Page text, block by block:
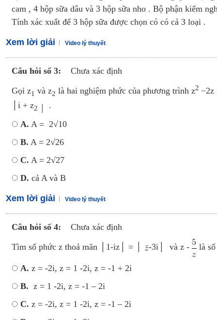
cam , 4 hộp sữa dâu và 3 hộp sữa nho . Bộ phận kiểm
Tính xác xuất để 3 hộp sữa được chọn có có cả 3 loại .
Xem lời giải Video lý thuyết
Câu hỏi số 3: Chưa xác định
Gọi z1 và z2 là hai nghiệm phức của phương trình z2 −2z
│i + z2 │ .
A. A = 2√10
B. A = 2√26
C. A = 2√27
D. cả A và B
Xem lời giải Video lý thuyết
Câu hỏi số 4: Chưa xác định
Tìm số phức z thoả mãn │1-iz│ = │ -3i│ và z - là
A. z = -2i, z = 1 -2i, z = -1 + 2i
B. z = 1 -2i, z = -1 – 2i
C. z = -2i, z = 1 -2i, z = -1 – 2i